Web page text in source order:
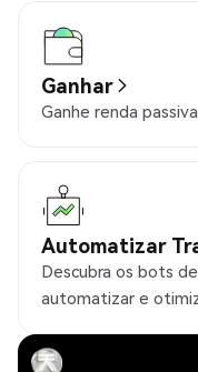
Ganhar
Ganhe renda
Automatizar
Descubra os bots
automatizar e